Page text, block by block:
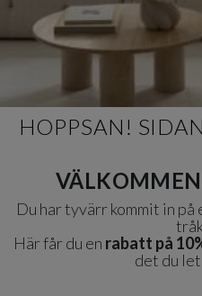
HOPPSAN!
Du har tyvärr kommit in på
Här får du en rabatt på
det du